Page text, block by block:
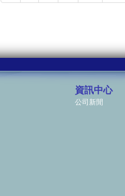
資訊中心
公司新閒